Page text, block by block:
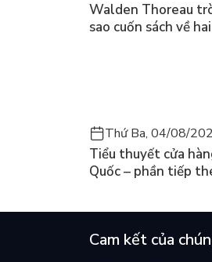
Walden Thoreau
sao cuốn sách về
Thứ Ba, 04/08/
Tiểu thuyết cửa
Quốc – phần tiếp
Cam kết của